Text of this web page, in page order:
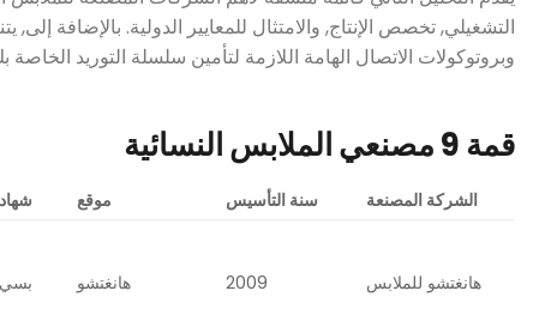
التشغيلي, تخصص الإنتاج, والامتثال للمعايير الدولية. بالإضافة إلى,
وبروتوكولات الاتصال الهامة اللازمة لتأمين سلسلة التوريد الخاصة
قمة 9 مصنعي الملابس النسائية
الشركة المصنعة سنة التأسيس موقع
هانغتشو للملابس 2009 هانغتشو